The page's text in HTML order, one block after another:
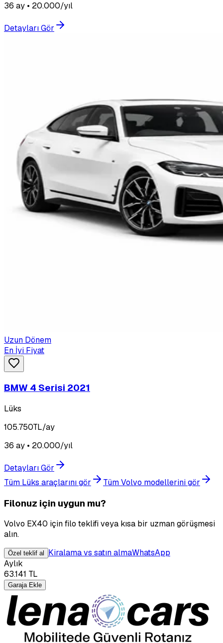
36 ay • 20.000/yıl
Detayları Gör
Uzun Dönem
En İyi Fiyat
BMW 4 Serisi 2021
Lüks
105.750TL/ay
36 ay • 20.000/yıl
Detayları Gör
Tüm Lüks araçlarını gör
Tüm Volvo modellerini gör
Filonuz için uygun mu?
Volvo EX40 için filo teklifi veya kısa bir uzman görüşmesi
alın.
Özel teklif al Kiralama vs satın almaWhatsApp
Aylık
63.141 TL
Garaja Ekle